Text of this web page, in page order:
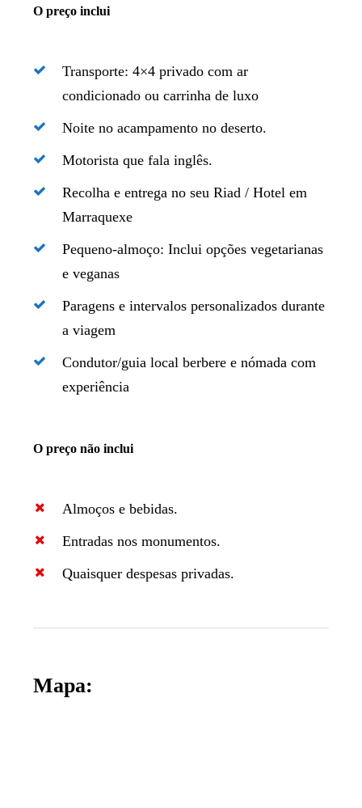
O preço inclui
Transporte: 4×4 privado com ar
condicionado ou carrinha de luxo
Noite no acampamento no deserto.
Motorista que fala inglês.
Recolha e entrega no seu Riad / Hotel em
Marraquexe
Pequeno-almoço: Inclui opções vegetarianas
e veganas
Paragens e intervalos personalizados durante
a viagem
Condutor/guia local berbere e nómada com
experiência
O preço não inclui
Almoços e bebidas.
Entradas nos monumentos.
Quaisquer despesas privadas.
Mapa: